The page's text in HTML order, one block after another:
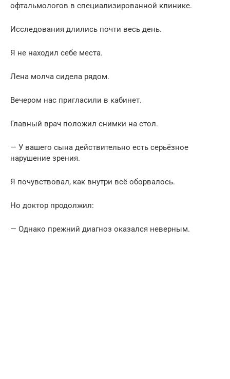
офтальмологов в специализированной клинике.
Исследования длились почти весь день.
Я не находил себе места.
Лена молча сидела рядом.
Вечером нас пригласили в кабинет.
Главный врач положил снимки на стол.
— У вашего сына действительно есть серьёзное
нарушение зрения.
Я почувствовал, как внутри всё оборвалось.
Но доктор продолжил:
— Однако прежний диагноз оказался неверным.